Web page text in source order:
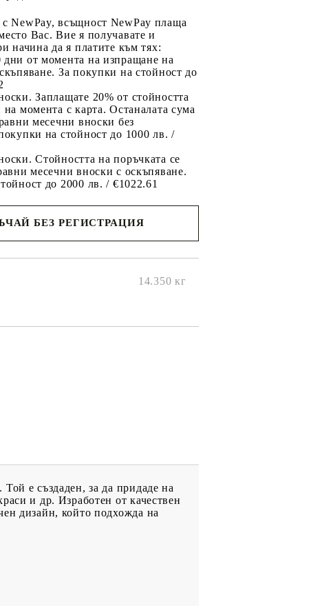
NewPay, всъщност NewPay плаща
Вас. Вие я получавате и
начина да я платите към тях:
от момента на изпращане на
За покупки на стойност до
Заплащате 20% от стойността
на момента с карта. Останалата сума
месечни вноски без
на стойност до 1000 лв. /
Стойността на поръчката се
месечни вноски с оскъпяване.
до 2000 лв. / €1022.61
БЕЗ РЕГИСТРАЦИЯ
14.350 кг
е създаден, за да придаде на
и др. Изработен от качествен
дизайн, който подхожда на